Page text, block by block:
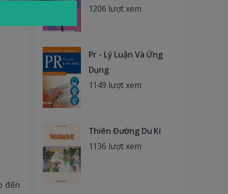
đến
1206 lượt xem
Pr - Lý Luận Và Ứng
Dụng
1149 lượt xem
Thiên Đường Du Kí
1136 lượt xem